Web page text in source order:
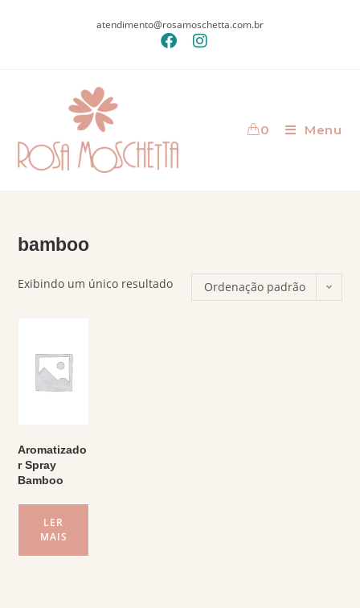
atendimento@rosamoschetta.com.br
0 Menu
bamboo
Exibindo um único resultado Ordenação padrão
Aromatizado
r Spray
Bamboo
LER
MAIS